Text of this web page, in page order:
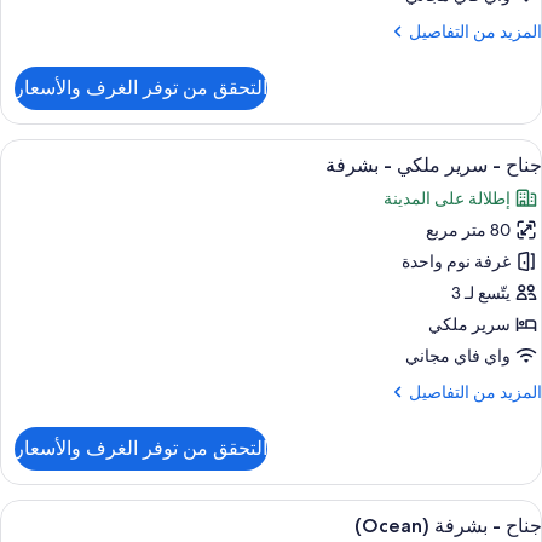
المزيد من التفاصيل
المزيد
غرفة
تنفيذية
لاثنين
التحقق من توفر الغرف والأسعار
استعراض
جميع
صور
جناح
-
سرير
ملكي
-
بشرفة
أغطية فراش متميزة وأسرّة بطبقة علوية
6
جناح - سرير ملكي - بشرفة
إطلالة على المدينة
80 متر مربع
غرفة نوم واحدة
يتّسع لـ 3
سرير ملكي
واي فاي مجاني
المزيد من التفاصيل
المزيد
جناح
سرير
التحقق من توفر الغرف والأسعار
استعراض
أغطية فراش متميزة وأسرّة بطبقة علوية
6
جناح - بشرفة (Ocean)